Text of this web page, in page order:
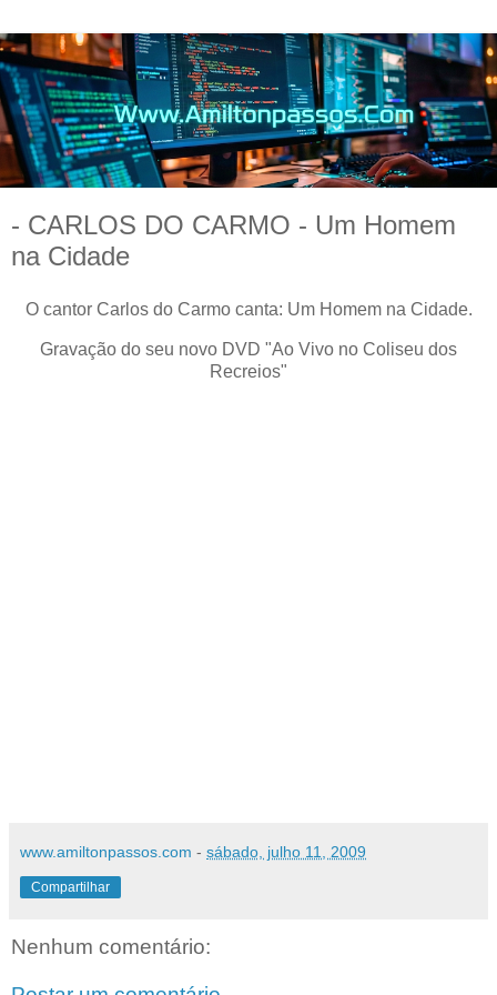
- CARLOS DO CARMO - Um Homem
na Cidade
O cantor Carlos do Carmo canta: Um Homem na Cidade.
Gravação do seu novo DVD "Ao Vivo no Coliseu dos
Recreios"
www.amiltonpassos.com - sábado, julho 11, 2009
Compartilhar
Nenhum comentário: